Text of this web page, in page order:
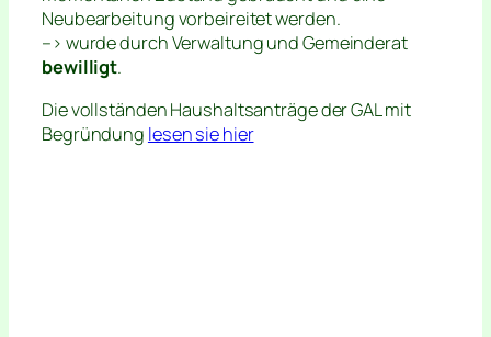
Neubearbeitung vorbeireitet werden.
–> wurde durch Verwaltung und Gemeinderat
bewilligt.
Die vollständen Haushaltsanträge der GAL mit
Begründung lesen sie hier